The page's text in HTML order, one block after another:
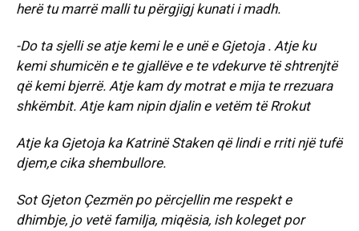
herë tu marrë malli tu përgjigj kunati i madh.
-Do ta sjelli se atje kemi le e unë e Gjetoja . Atje ku
kemi shumicën e te gjallëve e te vdekurve të shtrenjtë
që kemi bjerrë. Atje kam dy motrat e mija te rrezuara
shkëmbit. Atje kam nipin djalin e vetëm të Rrokut
Atje ka Gjetoja ka Katrinë Staken që lindi e rriti një tufë
djem,e cika shembullore.
Sot Gjeton Çezmën po përcjellin me respekt e
dhimbje, jo vetë familja, miqësia, ish koleget por